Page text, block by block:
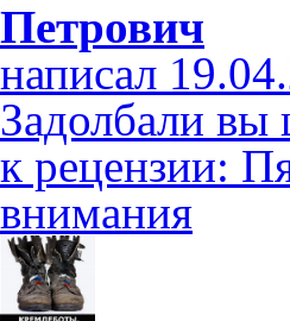
Петрович
написал
Задолбали
к рецензии:
внимания